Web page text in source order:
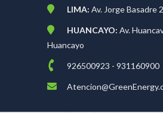
LIMA: Av. Jorge Basadre
HUANCAYO: Av.
Huancayo
926500923 - 931160900